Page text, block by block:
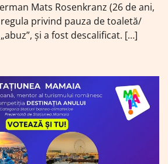
Mats Rosenkranz (26 de ani,
regula privind pauza de toaletă/
și a fost descalificat. […]